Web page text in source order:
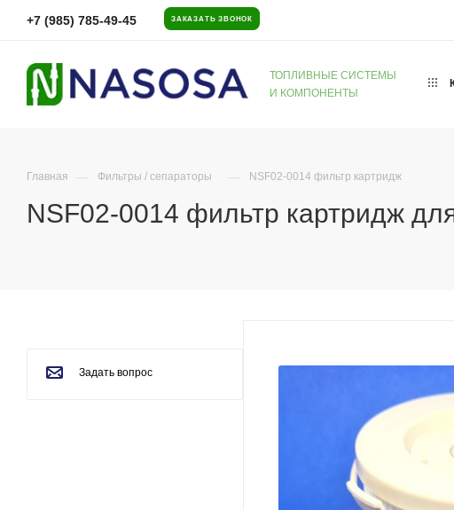
+7 (985) 785-49-45 ЗАКАЗАТЬ ЗВОНОК
ТОПЛИВНЫЕ СИСТЕМЫ
И КОМПОНЕНТЫ
Главная — Фильтры / сепараторы — NSF02-0014 фильтр картридж
NSF02-0014 фильтр картридж
Задать вопрос